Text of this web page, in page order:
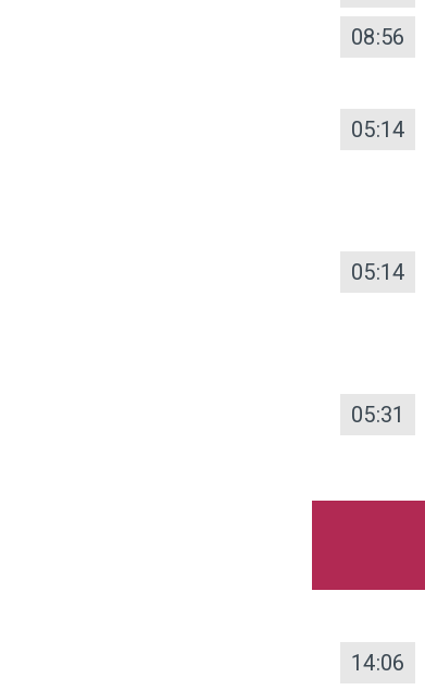
08:56
05:14
05:14
05:31
14:06